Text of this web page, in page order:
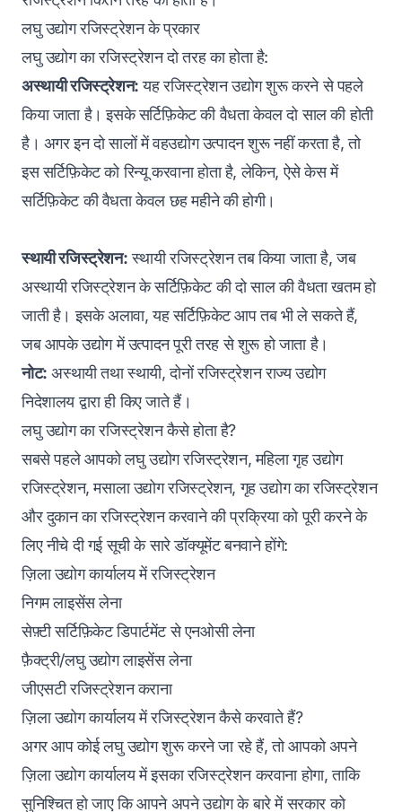
लघु उद्योग रजिस्ट्रेशन के प्रकार
लघु उद्योग का रजिस्ट्रेशन दो तरह का होता है:
अस्थायी रजिस्ट्रेशन:यह रजिस्ट्रेशन उद्योग शुरू करने से पहले
किया जाता है। इसके सर्टिफ़िकेट की वैधता केवल दो साल की होती
है। अगर इन दो सालों में वहउद्योग उत्पादन शुरू नहीं करता है, तो
इस सर्टिफ़िकेट को रिन्यू करवाना होता है, लेकिन, ऐसे केस में
सर्टिफ़िकेट की वैधता केवल छह महीने की होगी।
स्थायी रजिस्ट्रेशन:स्थायी रजिस्ट्रेशन तब किया जाता है, जब
अस्थायी रजिस्ट्रेशन के सर्टिफ़िकेट की दो साल की वैधता खतम हो
जाती है। इसके अलावा, यह सर्टिफ़िकेट आप तब भी ले सकते हैं,
जब आपके उद्योग में उत्पादन पूरी तरह से शुरू हो जाता है।
नोट: अस्थायी तथा स्थायी, दोनों रजिस्ट्रेशन राज्य उद्योग
निदेशालय द्वारा ही किए जाते हैं।
लघु उद्योग का रजिस्ट्रेशन कैसे होता है?
सबसे पहले आपको लघु उद्योग रजिस्ट्रेशन, महिला गृह उद्योग
रजिस्ट्रेशन, मसाला उद्योग रजिस्ट्रेशन, गृह उद्योग का रजिस्ट्रेशन
और दुकान का रजिस्ट्रेशन करवाने की प्रक्रिया को पूरी करने के
लिए नीचे दी गई सूची के सारे डॉक्यूमेंट बनवाने होंगे:
ज़िला उद्योग कार्यालय में रजिस्ट्रेशन
निगम लाइसेंस लेना
सेफ़्टी सर्टिफ़िकेट डिपार्टमेंट से एनओसी लेना
फ़ैक्ट्री/लघु उद्योग लाइसेंस लेना
जीएसटी रजिस्ट्रेशन कराना
ज़िला उद्योग कार्यालय में रजिस्ट्रेशन कैसे करवाते हैं?
अगर आप कोई लघु उद्योग शुरू करने जा रहे हैं, तो आपको अपने
ज़िला उद्योग कार्यालय में इसका रजिस्ट्रेशन करवाना होगा, ताकि
सुनिश्चित हो जाए कि आपने अपने उद्योग के बारे में सरकार को